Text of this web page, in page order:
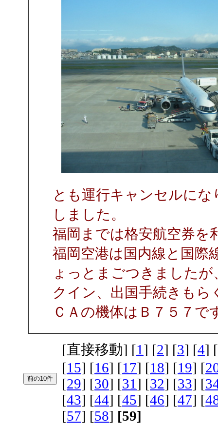
とも運行キャンセルに
しました。
福岡までは格安航空券を
福岡空港は国内線と国際
ょっとまごつきました
クイン、出国手続きもら
ＣＡの機体はＢ７５７で
[直接移動] [1 ] [2] [3] [4] [
[15] [16] [17] [18] [19] [
[29] [30] [31 ] [32] [33] [
[43] [44] [45] [46] [47] [
[57] [58] [59]